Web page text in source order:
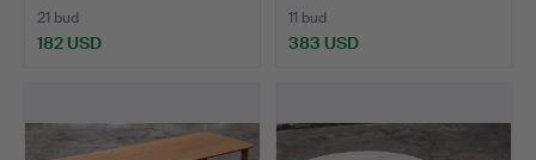
21 bud
182 USD
11 bud
383 USD